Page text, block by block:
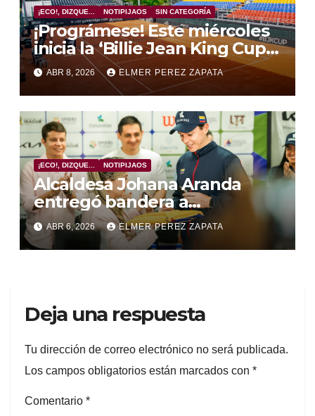
¡ECO!, DIZQUE... NOTIPIJAOS SIN CATEGORÍA
¡Prográmese! Este miércoles
inicia la ‘Billie Jean King Cup’
en el Complejo de Raquetas
del Parque Deportivo
ABR 8, 2026 ELMER PEREZ ZAPATA
¡ECO!, DIZQUE... NOTIPIJAOS
Alcaldesa Johana Aranda
entregó bandera a
delegación de Colombia que
estará en la ‘Billie Jean King
Cup’ en Ibagué
ABR 6, 2026 ELMER PEREZ ZAPATA
Deja una respuesta
Tu dirección de correo electrónico no será publicada.
Los campos obligatorios están marcados con *
Comentario *